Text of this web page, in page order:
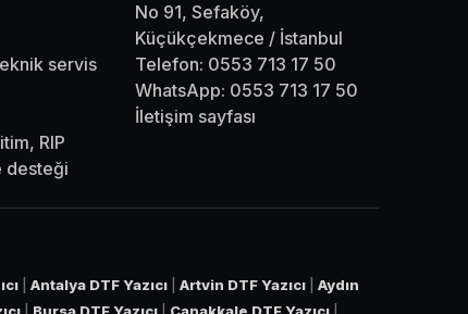
servis
RIP
desteği
No 91, Sefaköy,
Küçükçekmece / İstanbul
Telefon: 0553 713 17 50
WhatsApp: 0553 713 17 50
İletişim sayfası
Antalya DTF Yazıcı Artvin DTF Yazıcı
Aydın